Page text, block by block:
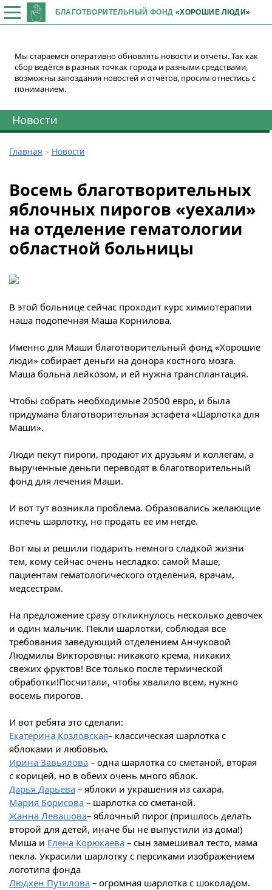
БЛАГОТВОРИТЕЛЬНЫЙ ФОНД «ХОРОШИЕ ЛЮДИ»
Мы стараемся оперативно обновлять новости и отчёты. Так как
сбор ведётся в разных точках города и разными средствами,
возможны запоздания новостей и отчётов, просим отнестись с
пониманием.
Новости
Главная Новости
Восемь благотворительных
яблочных пирогов «уехали»
на отделение гематологии
областной больницы
В этой больнице сейчас проходит курс химиотерапии
наша подопечная Маша Корнилова.
Именно для Маши благотворительный фонд «Хорошие
люди» собирает деньги на донора костного мозга.
Маша больна лейкозом, и ей нужна трансплантация.
Чтобы собрать необходимые 20500 евро, и была
придумана благотворительная эстафета «Шарлотка для
Маши».
Люди пекут пироги, продают их друзьям и коллегам, а
вырученные деньги переводят в благотворительный
фонд для лечения Маши.
И вот тут возникла проблема. Образовались желающие
испечь шарлотку, но продать ее им негде.
Вот мы и решили подарить немного сладкой жизни
тем, кому сейчас очень несладко: самой Маше,
пациентам гематологического отделения, врачам,
медсестрам.
На предложение сразу откликнулось несколько девочек
и один мальчик. Пекли шарлотки, соблюдая все
требования заведующий отделением Анчуковой
Людмилы Викторовны: никакого крема, никаких
свежих фруктов! Все только после термической
обработки!Посчитали, чтобы хвалило всем, нужно
восемь пирогов.
И вот ребята это сделали:
Екатерина Козловская– классическая шарлотка с
яблоками и любовью.
Ирина Завьялова– одна шарлотка со сметаной, вторая
с корицей, но в обеих очень много яблок.
Дарья Дарьева– яблоки и украшения из сахара.
Мария Борисова– шарлотка со сметаной.
Жанна Левашова– яблочный пирог (пришлось делать
второй для детей, иначе бы не выпустили из дома!)
Миша и Елена Корюкаева– сын замешивал тесто, мама
пекла. Украсили шарлотку с персиками изображением
логотипа фонда
Людхен Путилова– огромная шарлотка с шоколадом.